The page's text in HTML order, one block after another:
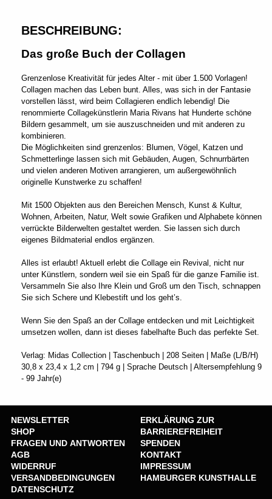
BESCHREIBUNG:
Das große Buch der Collagen
Grenzenlose Kreativität für jedes Alter - mit über 1.500 Vorlagen!
Collagen machen das Leben bunt. Alles, was sich in der Fantasie
vorstellen lässt, wird beim Collagieren endlich lebendig! Die
renommierte Collagekünstlerin Maria Rivans hat Hunderte schöne
Bildern gesammelt, um sie auszuschneiden und mit anderen zu
kombinieren.
Die Möglichkeiten sind grenzenlos: Blumen, Vögel, Katzen und
Schmetterlinge lassen sich mit Gebäuden, Augen, Schnurrbärten
und vielen anderen Motiven arrangieren, um außergewöhnlich
originelle Kunstwerke zu schaffen!
Mit 1500 Objekten aus den Bereichen Mensch, Kunst & Kultur,
Wohnen, Arbeiten, Natur, Welt sowie Grafiken und Alphabete können
verrückte Bilderwelten gestaltet werden. Sie lassen sich durch
eigenes Bildmaterial endlos ergänzen.
Alles ist erlaubt! Aktuell erlebt die Collage ein Revival, nicht nur
unter Künstlern, sondern weil sie ein Spaß für die ganze Familie ist.
Versammeln Sie also Ihre Klein und Groß um den Tisch, schnappen
Sie sich Schere und Klebestift und los geht’s.
Wenn Sie den Spaß an der Collage entdecken und mit Leichtigkeit
umsetzen wollen, dann ist dieses fabelhafte Buch das perfekte Set.
Verlag: Midas Collection | Taschenbuch | 208 Seiten | Maße (L/B/H)
30,8 x 23,4 x 1,2 cm | 794 g | Sprache Deutsch | Altersempfehlung 9
- 99 Jahr(e)
NEWSLETTER
SHOP
FRAGEN UND ANTWORTEN
AGB
WIDERRUF
VERSANDBEDINGUNGEN
DATENSCHUTZ
ERKLÄRUNG ZUR
BARRIEREFREIHEIT
SPENDEN
KONTAKT
IMPRESSUM
HAMBURGER KUNSTHALLE